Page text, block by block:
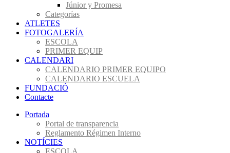
Júnior y Promesa
Categorías
ATLETES
FOTOGALERÍA
ESCOLA
PRIMER EQUIP
CALENDARI
CALENDARIO PRIMER EQUIPO
CALENDARIO ESCUELA
FUNDACIÓ
Contacte
Portada
Portal de transparencia
Reglamento Régimen Interno
NOTÍCIES
ESCOLA